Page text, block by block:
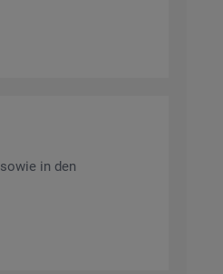
sowie in den